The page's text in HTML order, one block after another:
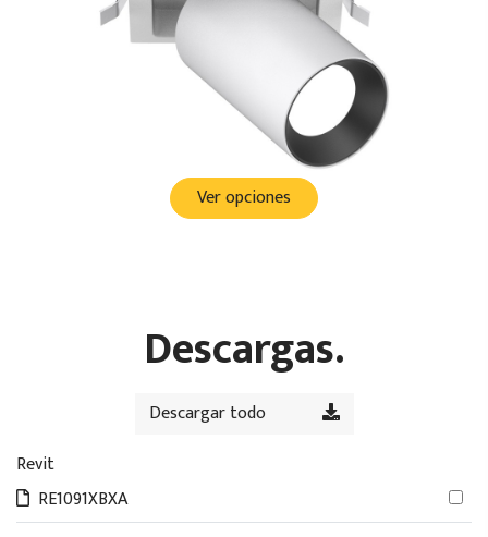
Ver opciones
Descargas.
Descargar todo
Revit
RE1091XBXA